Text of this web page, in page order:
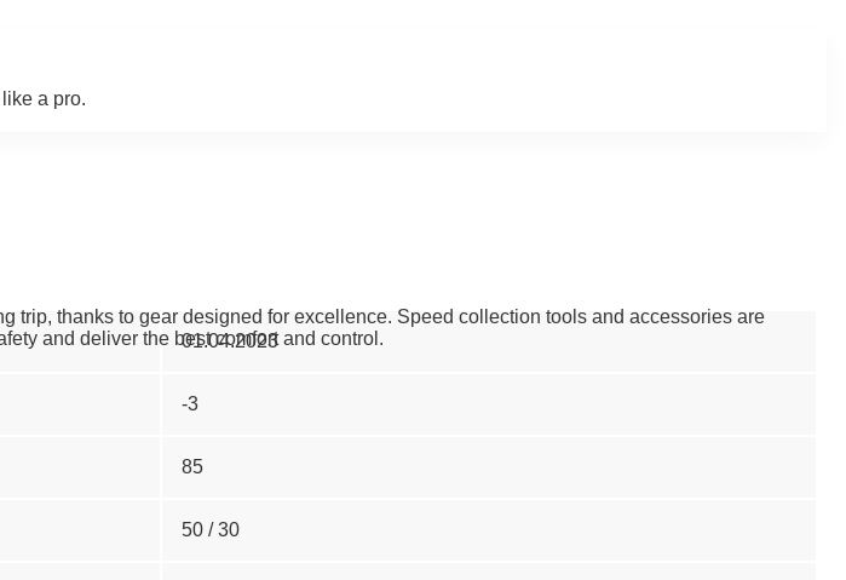
a pro.
trip, thanks to gear designed for excellence. Speed collection tools and accessories are
and deliver the best comfort and control.
01.04.2023
-3
85
50 / 30